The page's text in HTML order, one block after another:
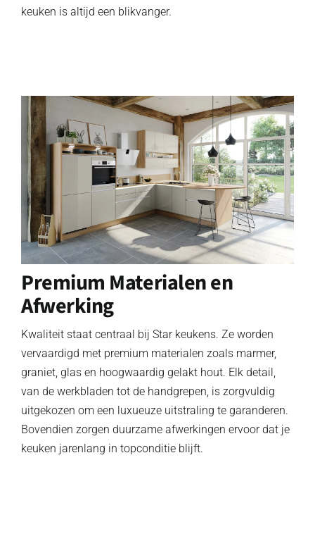
keuken is altijd een blikvanger.
Premium Materialen en
Afwerking
Kwaliteit staat centraal bij Star keukens. Ze worden
vervaardigd met premium materialen zoals marmer,
graniet, glas en hoogwaardig gelakt hout. Elk detail,
van de werkbladen tot de handgrepen, is zorgvuldig
uitgekozen om een luxueuze uitstraling te garanderen.
Bovendien zorgen duurzame afwerkingen ervoor dat je
keuken jarenlang in topconditie blijft.